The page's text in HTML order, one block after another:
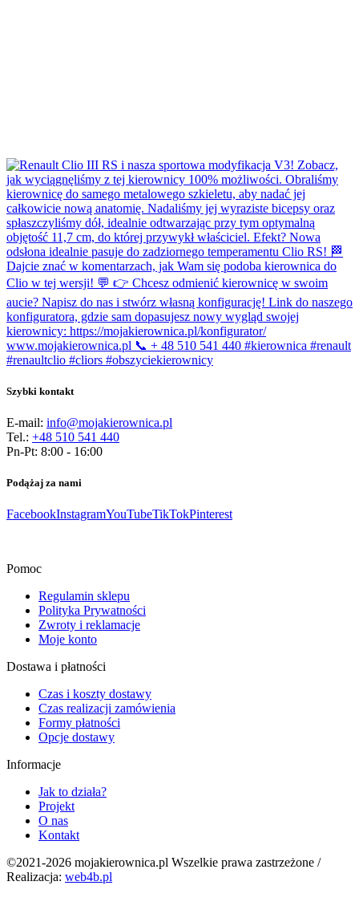
Szybki kontakt
E-mail: info@mojakierownica.pl
Tel.: +48 510 541 440
Pn-Pt: 8:00 - 16:00
Podążaj za nami
FacebookInstagramYouTubeTikTokPinterest
Pomoc
Regulamin sklepu
Polityka Prywatności
Zwroty i reklamacje
Moje konto
Dostawa i płatności
Czas i koszty dostawy
Czas realizacji zamówienia
Formy płatności
Opcje dostawy
Informacje
Jak to działa?
Projekt
O nas
Kontakt
©2021-2026 mojakierownica.pl Wszelkie prawa zastrzeżone /
Realizacja: web4b.pl